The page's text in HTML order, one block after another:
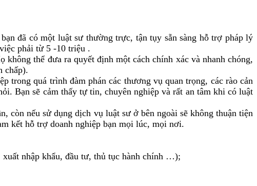
đã có một luật sư thường trực, tận tụy sẵn sàng hỗ trợ pháp lý
phải từ 5 -10 triệu .
thể đưa ra quyết định một cách chính xác và nhanh chóng,
chấp).
trong quá trình đàm phán các thương vụ quan trọng, các rào cản
Bạn sẽ cảm thấy tự tin, chuyên nghiệp và rất an tâm khi có luật
còn nếu sử dụng dịch vụ luật sư ở bên ngoài sẽ không thuận tiện
kết hỗ trợ doanh nghiệp bạn mọi lúc, mọi nơi.
xuất nhập khẩu, đầu tư, thủ tục hành chính …);